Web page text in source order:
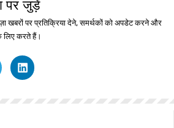
पर जुड़ें
खबरों पर प्रतिक्रिया देने, समर्थकों को अपडेट करने और
लिए करते हैं।